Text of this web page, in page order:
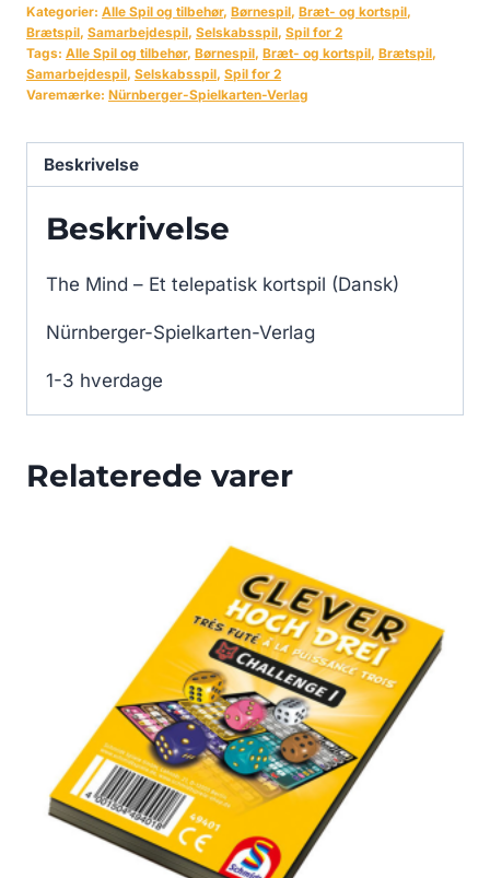
Kategorier: Alle Spil og tilbehør, Børnespil, Bræt- og kortspil,
Brætspil, Samarbejdespil, Selskabsspil, Spil for 2
Tags: Alle Spil og tilbehør, Børnespil, Bræt- og kortspil, Brætspil,
Samarbejdespil, Selskabsspil, Spil for 2
Varemærke: Nürnberger-Spielkarten-Verlag
Beskrivelse
Beskrivelse
The Mind – Et telepatisk kortspil (Dansk)
Nürnberger-Spielkarten-Verlag
1-3 hverdage
Relaterede varer